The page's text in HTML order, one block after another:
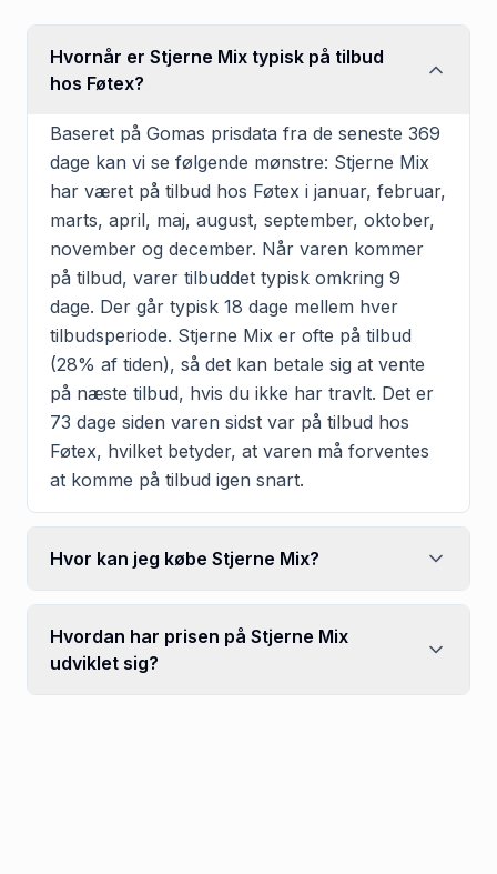
Hvornår er Stjerne Mix typisk på tilbud
hos Føtex?
Baseret på Gomas prisdata fra de seneste 369
dage kan vi se følgende mønstre: Stjerne Mix
har været på tilbud hos Føtex i januar, februar,
marts, april, maj, august, september, oktober,
november og december. Når varen kommer
på tilbud, varer tilbuddet typisk omkring 9
dage. Der går typisk 18 dage mellem hver
tilbudsperiode. Stjerne Mix er ofte på tilbud
(28% af tiden), så det kan betale sig at vente
på næste tilbud, hvis du ikke har travlt. Det er
73 dage siden varen sidst var på tilbud hos
Føtex, hvilket betyder, at varen må forventes
at komme på tilbud igen snart.
Hvor kan jeg købe Stjerne Mix?
Hvordan har prisen på Stjerne Mix
udviklet sig?